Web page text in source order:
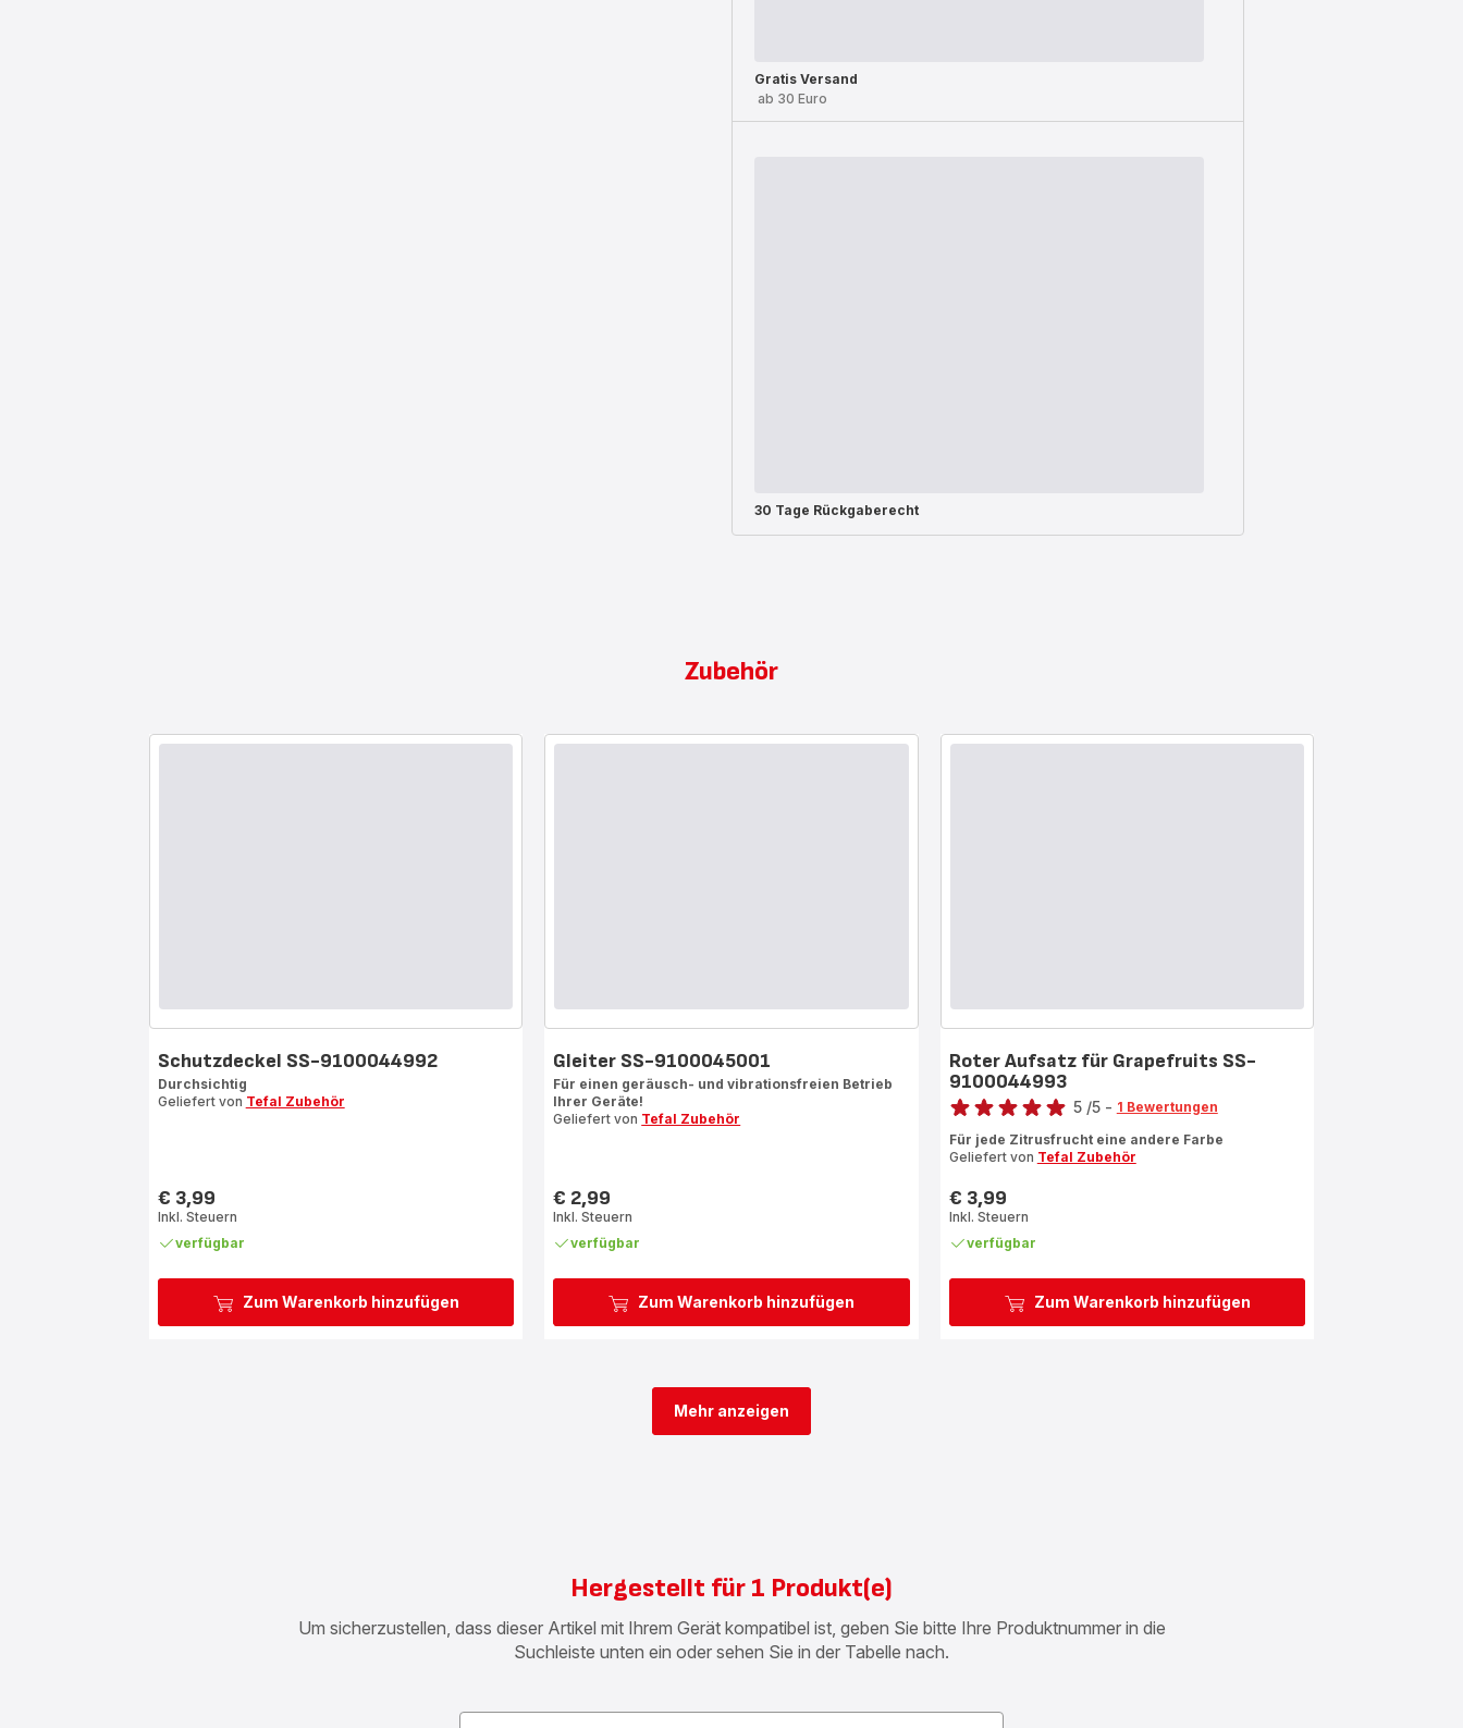
Gratis Versand
ab 30 Euro
30 Tage Rückgaberecht
Zubehör
Zum Warenkorb hinzufügen
Schutzdeckel SS-9100044992
Durchsichtig
Geliefert von Tefal Zubehör
Preis
€ 3,99
Inkl. Steuern
verfügbar
Zum Warenkorb hinzufügen
Gleiter SS-9100045001
Für einen geräusch- und vibrationsfreien Betrieb
Ihrer Geräte!
Geliefert von Tefal Zubehör
Preis
€ 2,99
Inkl. Steuern
verfügbar
Zum Warenkorb hinzufügen
Roter Aufsatz für Grapefruits SS-
9100044993
Bewertung
mit
Sternen
(Durchschnitt)
5 /5 - 1 Bewertungen
Für jede Zitrusfrucht eine andere Farbe
Geliefert von Tefal Zubehör
Preis
€ 3,99
Inkl. Steuern
verfügbar
Mehr anzeigen
Hergestellt für 1 Produkt(e)
Um sicherzustellen, dass dieser Artikel mit Ihrem Gerät kompatibel ist, geben Sie bitte Ihre Produktnummer in die
Suchleiste unten ein oder sehen Sie in der Tabelle nach.